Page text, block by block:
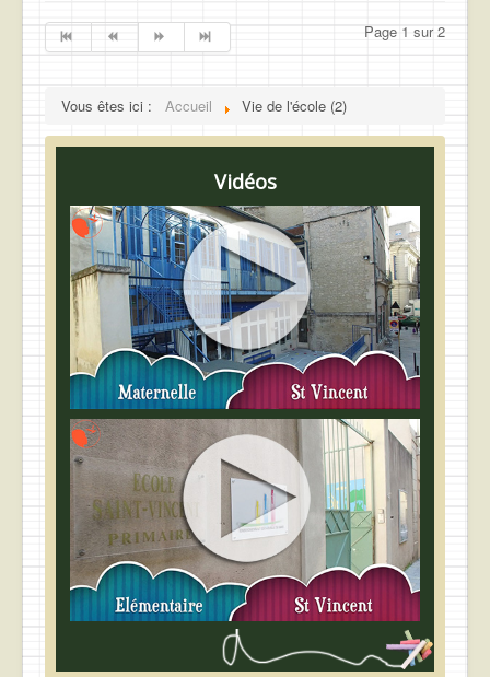
Page 1 sur 2
Vous êtes ici : Accueil Vie de l'école (2)
Vidéos